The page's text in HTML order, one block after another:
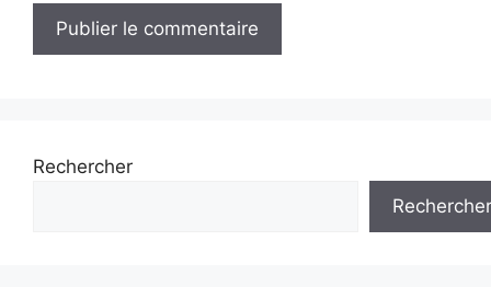
Rechercher
Rechercher